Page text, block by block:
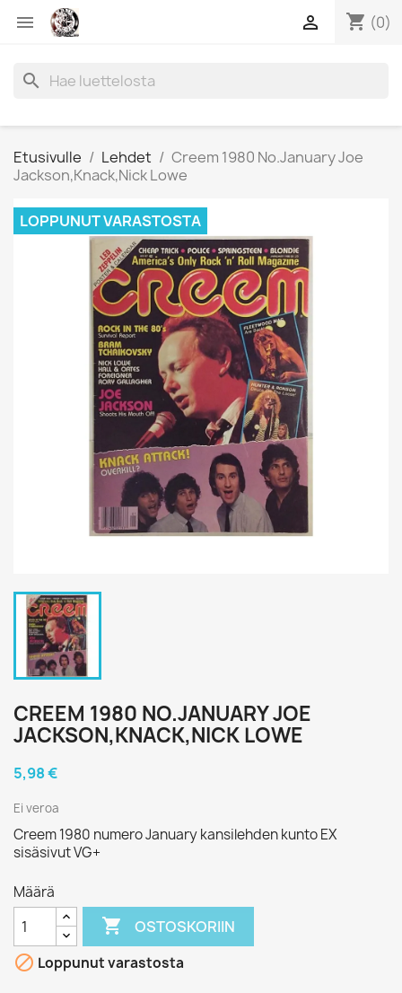
 shopping_cart (0)

search
Etusivulle Lehdet
Creem 1980 No.January Joe
Jackson,Knack,Nick Lowe
LOPPUNUT VARASTOSTA
CREEM 1980 NO.JANUARY JOE
JACKSON,KNACK,NICK LOWE
5,98 €
Ei veroa
Creem 1980 numero January kansilehden kunto EX
sisäsivut VG+
Määrä
 OSTOSKORIIN
 Loppunut varastosta